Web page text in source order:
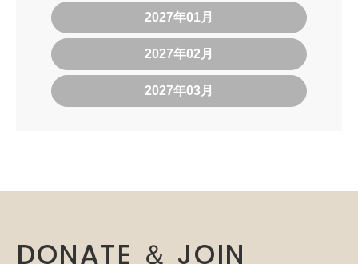
2027年01月
2027年02月
2027年03月
DONATE ＆ JOIN